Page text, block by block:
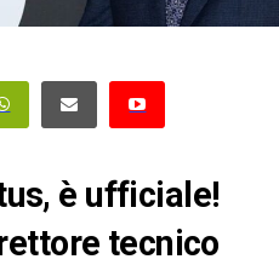
è ufficiale!
tecnico